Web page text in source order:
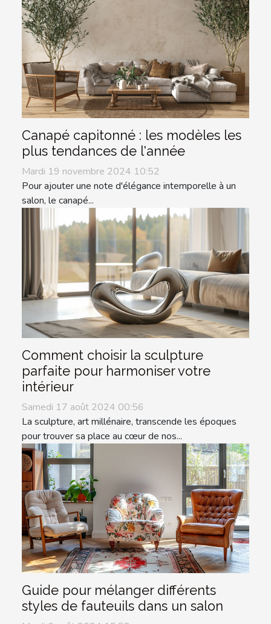
Canapé capitonné : les modèles les
plus tendances de l'année
Mardi 19 novembre 2024 10:52
Pour ajouter une note d'élégance intemporelle à un
salon, le canapé...
Comment choisir la sculpture
parfaite pour harmoniser votre
intérieur
Samedi 17 août 2024 00:56
La sculpture, art millénaire, transcende les époques
pour trouver sa place au cœur de nos...
Guide pour mélanger différents
styles de fauteuils dans un salon